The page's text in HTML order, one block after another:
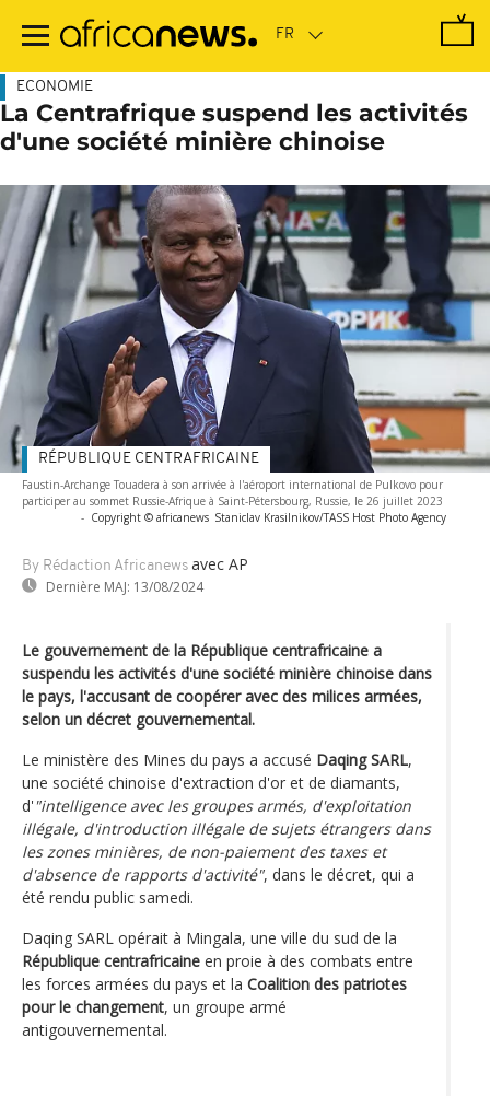
contenu
ECONOMIE
La Centrafrique suspend les activités
d'une société minière chinoise
Faustin-Archange Touadera à son arrivée à l'aéroport international de Pulkovo pour
participer au sommet Russie-Afrique à Saint-Pétersbourg, Russie, le 26 juillet 2023
- Copyright © africanews Staniclav Krasilnikov/TASS Host Photo Agency
By Rédaction Africanews avec AP
Dernière MAJ: 13/08/2024
RÉPUBLIQUE CENTRAFRICAINE
Le gouvernement de la République centrafricaine a
suspendu les activités d'une société minière chinoise dans
le pays, l'accusant de coopérer avec des milices armées,
selon un décret gouvernemental.
Le ministère des Mines du pays a accusé Daqing SARL,
une société chinoise d'extraction d'or et de diamants,
d' "intelligence avec les groupes armés, d'exploitation
illégale, d'introduction illégale de sujets étrangers dans
les zones minières, de non-paiement des taxes et
d'absence de rapports d'activité", dans le décret, qui a
été rendu public samedi.
Daqing SARL opérait à Mingala, une ville du sud de la
République centrafricaine en proie à des combats entre
les forces armées du pays et la Coalition des patriotes
pour le changement, un groupe armé
antigouvernemental.